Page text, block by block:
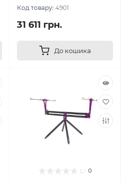
Код товару: 4901
31 611 грн.
До кошика
0